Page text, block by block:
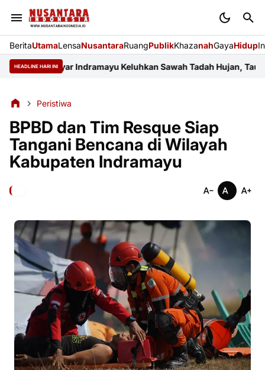
BeritaUtamaLensaNusantaraRuangPublikKhazanahGayaHidup
HEADLINE HARI INI
Kalianyar Indramayu Keluhkan Sawah Tadah Hujan, Taufik
Peristiwa
BPBD dan Tim Resque Siap
Tangani Bencana di Wilayah
Kabupaten Indramayu